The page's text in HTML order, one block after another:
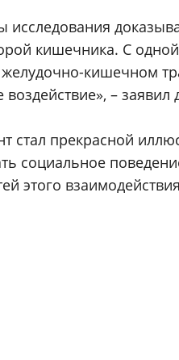
исследования
кишечника. С
кишечном
–
стал прекрасной
социальное
этого